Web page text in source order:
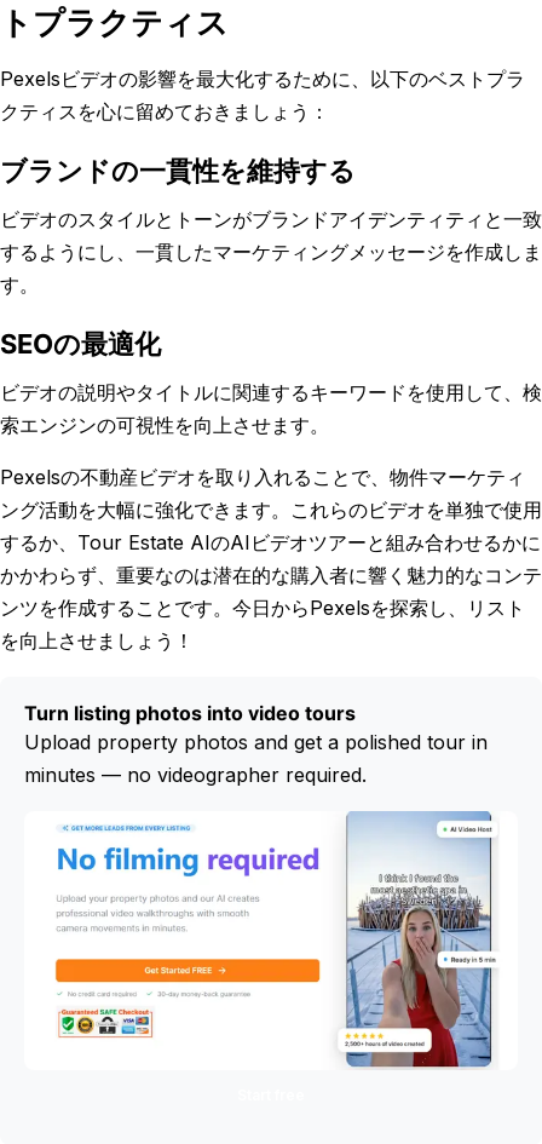
トプラクティス
Pexelsビデオの影響を最大化するために、以下のベストプラ
クティスを心に留めておきましょう：
ブランドの一貫性を維持する
ビデオのスタイルとトーンがブランドアイデンティティと一致
するようにし、一貫したマーケティングメッセージを作成しま
す。
SEOの最適化
ビデオの説明やタイトルに関連するキーワードを使用して、検
索エンジンの可視性を向上させます。
Pexelsの不動産ビデオを取り入れることで、物件マーケティ
ング活動を大幅に強化できます。これらのビデオを単独で使用
するか、Tour Estate AIのAIビデオツアーと組み合わせるかに
かかわらず、重要なのは潜在的な購入者に響く魅力的なコンテ
ンツを作成することです。今日からPexelsを探索し、リスト
を向上させましょう！
Turn listing photos into video tours
Upload property photos and get a polished tour in
minutes — no videographer required.